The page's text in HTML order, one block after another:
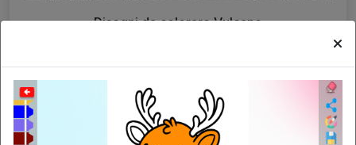
Disegni da colorare Vulcano